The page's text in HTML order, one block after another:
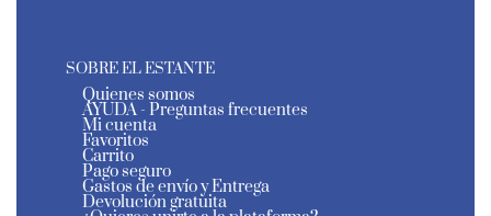
SOBRE EL ESTANTE
Quienes somos
AYUDA - Preguntas frecuentes
Mi cuenta
Favoritos
Carrito
Pago seguro
Gastos de envío y Entrega
Devolución gratuita